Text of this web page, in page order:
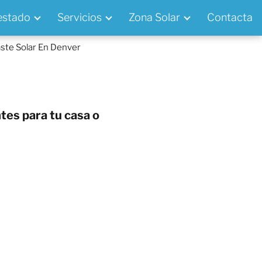
Servicios Zona Solar Contacta
Solar En Denver
para tu casa o